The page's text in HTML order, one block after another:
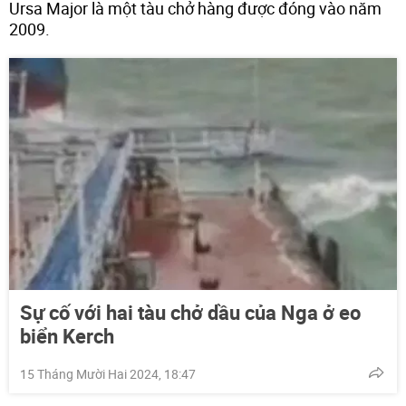
Ursa Major là một tàu chở hàng được đóng vào năm
2009.
Sự cố với hai tàu chở dầu của Nga ở eo
biển Kerch
15 Tháng Mười Hai 2024, 18:47